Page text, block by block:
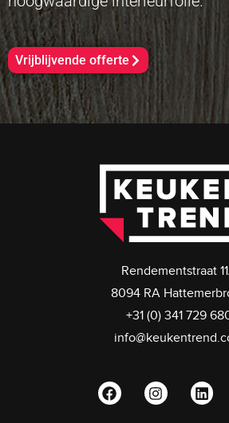
Vrijblijvende offerte
Rendementstraat
8094 RA
+31 (0) 341 729